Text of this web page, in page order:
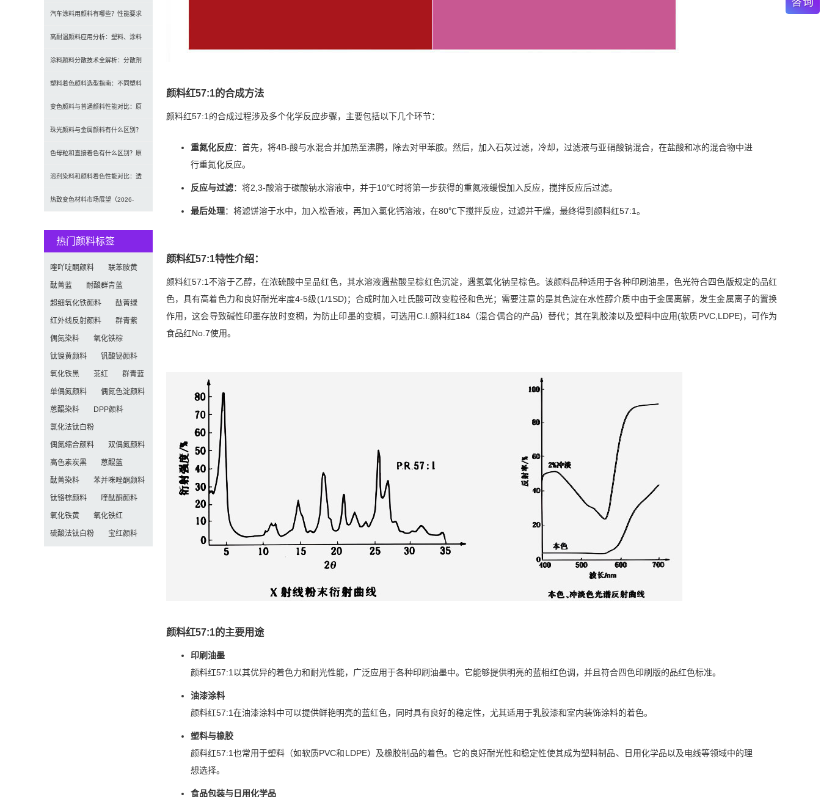
颜料红57:1的合成方法
颜料红57:1的合成过程涉及多个化学反应步骤，主要包括以下几个环节：
重氮化反应：首先，将4B-酸与水混合并加热至沸腾，除去对甲苯胺。然后，加入石灰过滤，冷却，过滤液与亚硝酸钠混合，在盐酸和冰的混合物中进
行重氮化反应。
反应与过滤：将2,3-酸溶于碳酸钠水溶液中，并于10℃时将第一步获得的重氮液缓慢加入反应，搅拌反应后过滤。
最后处理：将滤饼溶于水中，加入松香液，再加入氯化钙溶液，在80℃下搅拌反应，过滤并干燥，最终得到颜料红57:1。
颜料红57:1特性介绍：
颜料红57:1不溶于乙醇，在浓硫酸中呈品红色，其水溶液遇盐酸呈棕红色沉淀，遇氢氧化钠呈棕色。该颜料品种适用于各种印刷油墨，色光符合四色版规定的品红
色，具有高着色力和良好耐光牢度4-5级(1/1SD)；合成时加入吐氏酸可改变粒径和色光；需要注意的是其色淀在水性醇介质中由于金属离解，发生金属离子的置换
作用，这会导致碱性印墨存放时变稠，为防止印墨的变稠，可选用C.I.颜料红184（混合偶合的产品）替代；其在乳胶漆以及塑料中应用(软质PVC,LDPE)，可作为
食品红No.7使用。
颜料红57:1的主要用途
印刷油墨
颜料红57:1以其优异的着色力和耐光性能，广泛应用于各种印刷油墨中。它能够提供明亮的蓝相红色调，并且符合四色印刷版的品红色标准。
油漆涂料
颜料红57:1在油漆涂料中可以提供鲜艳明亮的蓝红色，同时具有良好的稳定性，尤其适用于乳胶漆和室内装饰涂料的着色。
塑料与橡胶
颜料红57:1也常用于塑料（如软质PVC和LDPE）及橡胶制品的着色。它的良好耐光性和稳定性使其成为塑料制品、日用化学品以及电线等领域中的理
想选择。
食品包装与日用化学品
应用要求、OEM与修...
汽车涂料用颜料有哪些？性能要求
及常用颜料类型介绍
高耐温颜料应用分析：塑料、涂料
及工程材料的选型原则...
涂料颜料分散技术全解析：分散剂
选型、研磨工艺及常见...
塑料着色颜料选型指南：不同塑料
材料如何选择合适颜料...
变色颜料与普通颜料性能对比：原
理、特点及应用差异解...
珠光颜料与金属颜料有什么区别？
原理、效果与应用对比
色母粒和直接着色有什么区别？原
理、性能与应用全面对...
溶剂染料和颜料着色性能对比：透
明性、耐候性与应用选...
热致变色材料市场展望（2026-
热门颜料标签
喹吖啶酮颜料 联苯胺黄
酞菁蓝 耐酸群青蓝
超细氧化铁颜料 酞菁绿
红外线反射颜料 群青紫
偶氮染料 氧化铁棕
钛镍黄颜料 钒酸铋颜料
氧化铁黑 苝红 群青蓝
单偶氮颜料 偶氮色淀颜料
蒽醌染料 DPP颜料
氯化法钛白粉
偶氮缩合颜料 双偶氮颜料
高色素炭黑 蒽醌蓝
酞菁染料 苯并咪唑酮颜料
钛铬棕颜料 喹酞酮颜料
氧化铁黄 氧化铁红
硫酸法钛白粉 宝红颜料